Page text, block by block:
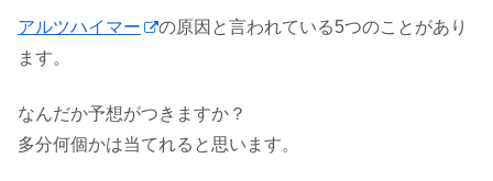
アルツハイマー
の原因と言われている5つのことがあり
ます。
なんだか予想がつきますか？
多分何個かは当てれると思います。